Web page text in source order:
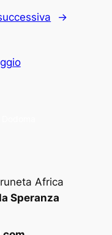
→
Africa
Speranza